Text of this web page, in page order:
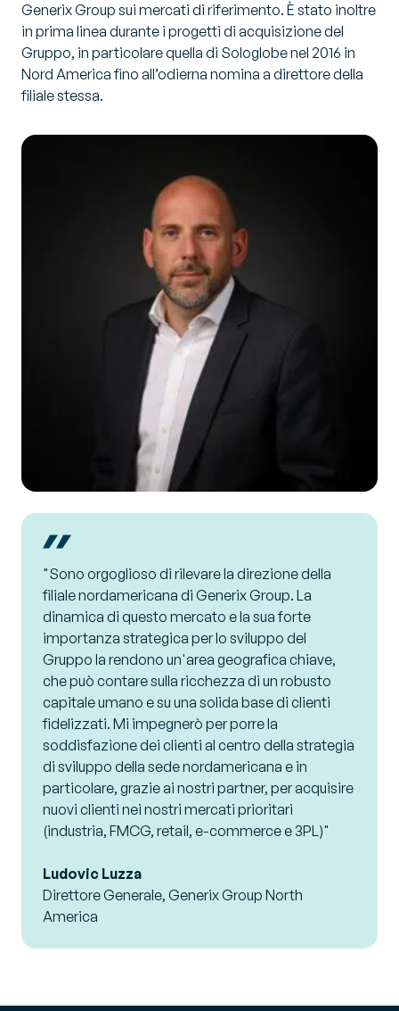
Generix Group sui mercati di riferimento. È stato inoltre
in prima linea durante i progetti di acquisizione del
Gruppo, in particolare quella di Sologlobe nel 2016 in
Nord America fino all’odierna nomina a direttore della
filiale stessa.
"Sono orgoglioso di rilevare la direzione della
filiale nordamericana di Generix Group. La
dinamica di questo mercato e la sua forte
importanza strategica per lo sviluppo del
Gruppo la rendono un'area geografica chiave,
che può contare sulla ricchezza di un robusto
capitale umano e su una solida base di clienti
fidelizzati. Mi impegnerò per porre la
soddisfazione dei clienti al centro della strategia
di sviluppo della sede nordamericana e in
particolare, grazie ai nostri partner, per acquisire
nuovi clienti nei nostri mercati prioritari
(industria, FMCG, retail, e-commerce e 3PL)"
Ludovic Luzza
Direttore Generale, Generix Group North
America